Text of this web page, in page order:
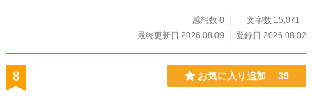
感想数 0
文字数 15,071
最終更新日 2026.08.09
登録日 2026.08.02
8 お気に入り追加 39